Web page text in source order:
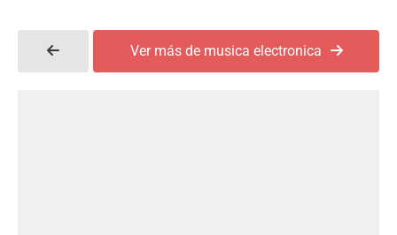
Ver más de musica electronica